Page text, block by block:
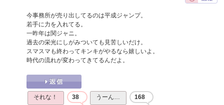
今事務所が売り出してるのは平成ジャンプ。
若手に力を入れてる。
一昨年は関ジャニ。
過去の栄光にしがみついても見苦しいだけ。
スマスマも終わってキンキがやるなら嬉しいよ。
時代の流れが変わってきてるんだよ。
それな！ 38 うーん… 168